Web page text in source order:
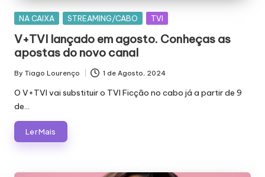
Posted
NA CAIXA STREAMING/CABO TVI
V+TVI lançado em agosto. Conheças as
apostas do novo canal
Posted
by
By Tiago Lourenço 1 de Agosto, 2024
O V+TVI vai substituir o TVI Ficção no cabo já a partir de 9
de…
Ler Mais